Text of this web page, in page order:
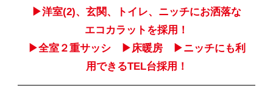
▶︎洋室(2)、玄関、トイレ、ニッチにお洒落な
エコカラットを採用！
▶︎全室２重サッシ ▶︎床暖房 ▶︎ニッチにも利
用できるTEL台採用！